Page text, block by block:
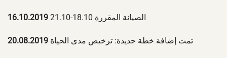
16.10.2019 الصيانة المقررة 18.10-21.10
20.08.2019 تمت إضافة خطة جديدة: ترخيص مدى الحياة